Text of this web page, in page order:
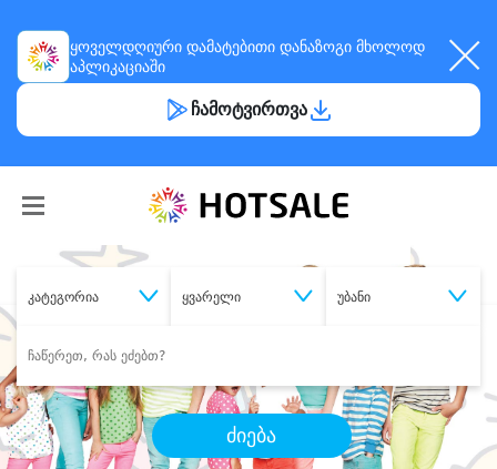
ყოველდღიური დამატებითი დანაზოგი მხოლოდ
აპლიკაციაში
ჩამოტვირთვა
კატეგორია ყვარელი უბანი
ძიება